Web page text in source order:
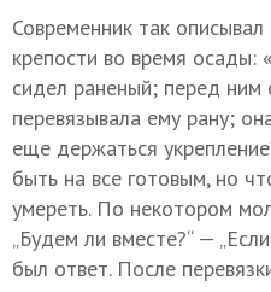
Современник так
крепости во время осады:
сидел раненый; перед
перевязывала ему рану;
еще держаться
быть на все готовым, но
умереть. По некотором
„Будем ли вместе?“ —
был ответ. После